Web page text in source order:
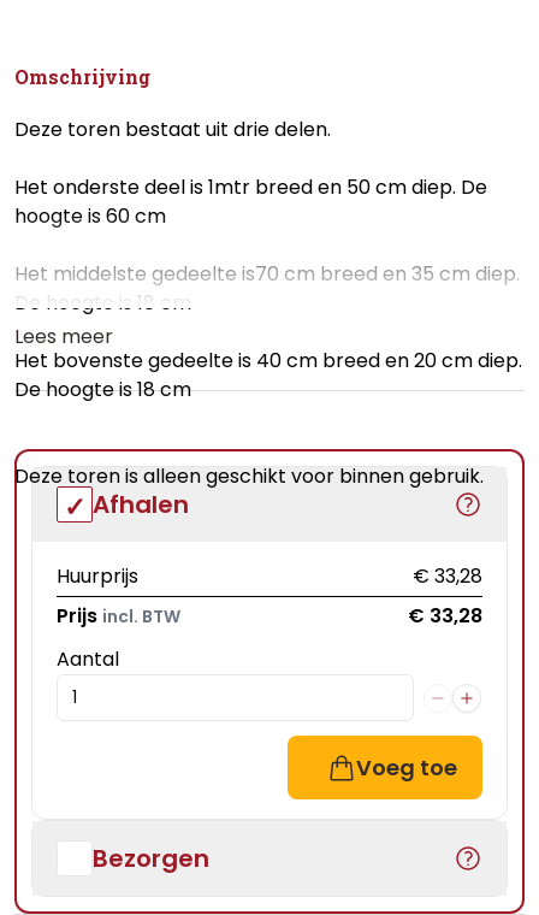
Omschrijving
Deze toren bestaat uit drie delen.
Het onderste deel is 1mtr breed en 50 cm diep. De
hoogte is 60 cm
Het middelste gedeelte is70 cm breed en 35 cm diep.
De hoogte is 18 cm
Het bovenste gedeelte is 40 cm breed en 20 cm diep.
De hoogte is 18 cm
Deze toren is alleen geschikt voor binnen gebruik.
Lees meer
Afhalen
Huurprijs
€ 33,28
Prijs incl. BTW
€ 33,28
Aantal
Voeg toe
Bezorgen